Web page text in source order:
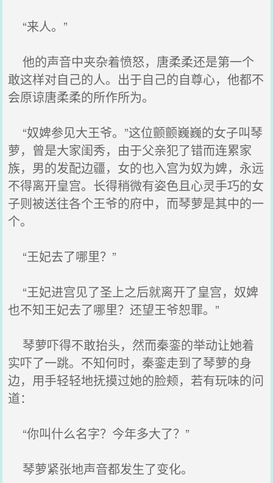
“来人。”
他的声音中夹杂着愤怒，唐柔柔还是第一个
敢这样对自己的人。出于自己的自尊心，他都不
会原谅唐柔柔的所作所为。
“奴婢参见大王爷。”这位颤颤巍巍的女子叫琴
萝，曾是大家闺秀，由于父亲犯了错而连累家
族，男的发配边疆，女的也入宫为奴为婢，永远
不得离开皇宫。长得稍微有姿色且心灵手巧的女
子则被送往各个王爷的府中，而琴萝是其中的一
个。
“王妃去了哪里？”
“王妃进宫见了圣上之后就离开了皇宫，奴婢
也不知王妃去了哪里？还望王爷恕罪。”
琴萝吓得不敢抬头，然而秦銮的举动让她着
实吓了一跳。不知何时，秦銮走到了琴萝的身
边，用手轻轻地抚摸过她的脸颊，若有玩味的问
道：
“你叫什么名字？今年多大了？”
琴萝紧张地声音都发生了变化。